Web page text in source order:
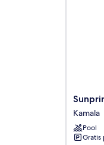
Kamala
Beach
Kamala
Kamala
Pool
Gratis